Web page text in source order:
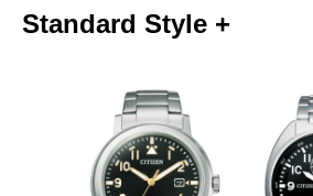
Standard Style +